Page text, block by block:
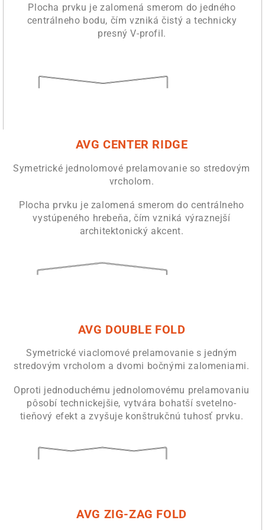
Plocha prvku je zalomená smerom do jedného
centrálneho bodu, čím vzniká čistý a technicky
presný V-profil.
AVG CENTER RIDGE
Symetrické jednolomové prelamovanie so stredovým
vrcholom.
Plocha prvku je zalomená smerom do centrálneho
vystúpeného hrebeňa, čím vzniká výraznejší
architektonický akcent.
AVG DOUBLE FOLD
Symetrické viaclomové prelamovanie s jedným
stredovým vrcholom a dvomi bočnými zalomeniami.
Oproti jednoduchému jednolomovému prelamovaniu
pôsobí technickejšie, vytvára bohatší svetelno-
tieňový efekt a zvyšuje konštrukčnú tuhosť prvku.
AVG ZIG-ZAG FOLD